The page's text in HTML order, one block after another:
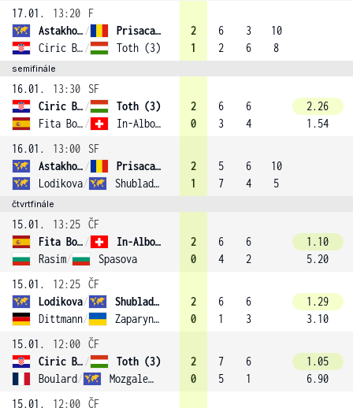
17.01.
13:20
F
Astakhova /
Prisacariu
Ciric Bagaric / Toth (3)
2
1
6
2
3
6
10
8
semifinále
16.01. 13:30
SF
Ciric Bagaric /
Toth (3)
Fita Boluda / In-Albon (1)
2
0
6
3
6
4
2.26
1.54
16.01.
13:00
SF
Astakhova /
Prisacariu
Lodikova/ Shubladze (2)
2
1
5
7
6
4
10
5
čtvrtfinále
15.01. 13:25 ČF
Fita Boluda /
In-Albon (1)
Rasim/ Spasova
2
0
6
4
6
2
1.10
5.20
15.01.
12:25 ČF
Lodikova/
Shubladze (2)
Dittmann/ Zaparyniuk
2
0
6
1
6
3
1.29
3.10
15.01.
12:00 ČF
Ciric Bagaric /
Toth (3)
Boulard/ Mozgaleva
2
0
7
5
6
1
1.05
6.90
15.01.
12:00 ČF